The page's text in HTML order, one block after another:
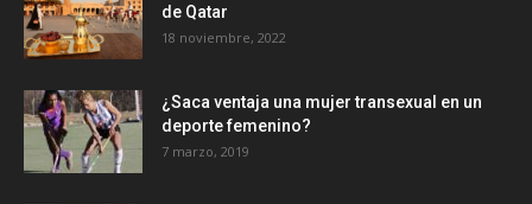
de Qatar
18 noviembre, 2022
¿Saca ventaja una mujer transexual en un
deporte femenino?
7 marzo, 2019